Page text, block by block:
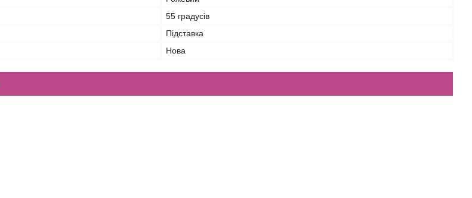
55 градусів
Підставка
Нова